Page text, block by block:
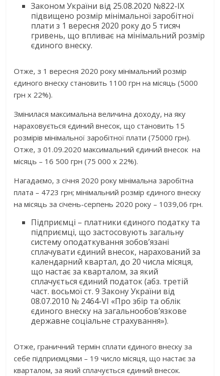
Законом України від 25.08.2020 №822-ІХ
підвищено розмір мінімальної заробітної
плати з 1 вересня 2020 року до 5 тисяч
гривень, що впливає на мінімальний розмір
єдиного внеску.
Отже, з 1 вересня 2020 року мінімальний розмір
єдиного внеску становить 1100 грн на місяць (5000
грн х 22%).
Змінилася максимальна величина доходу, на яку
нараховується єдиний внесок, що становить 15
розмірів мінімальної заробітної плати (75000 грн).
Отже, з 01.09.2020 максимальний єдиний внесок на
місяць – 16 500 грн (75 000 х 22%).
Нагадаємо, з січня 2020 року мінімальна заробітна
плата – 4723 грн; мінімальний розмір єдиного внеску
на місяць за січень-серпень 2020 року – 1039,06 грн.
Підприємці – платники єдиного податку та
підприємці, що застосовують загальну
систему оподаткування зобов’язані
сплачувати єдиний внесок, нарахований за
календарний квартал, до 20 числа місяця,
що настає за кварталом, за який
сплачується єдиний податок (абз. третій
част. восьмої ст. 9 Закону України від
08.07.2010 № 2464-VI «Про збір та облік
єдиного внеску на загальнообов’язкове
державне соціальне страхування»).
Отже, граничний термін сплати єдиного внеску за
себе підприємцями – 19 число місяця, що настає за
кварталом, за який сплачується єдиний внесок.